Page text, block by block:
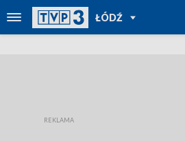
ŁÓDŹ
POWRÓT
DO
REGIONY